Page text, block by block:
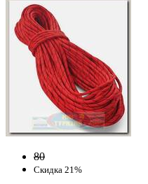
80
Скидка 21%